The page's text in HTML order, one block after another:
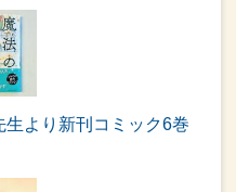
より新刊コミック6巻